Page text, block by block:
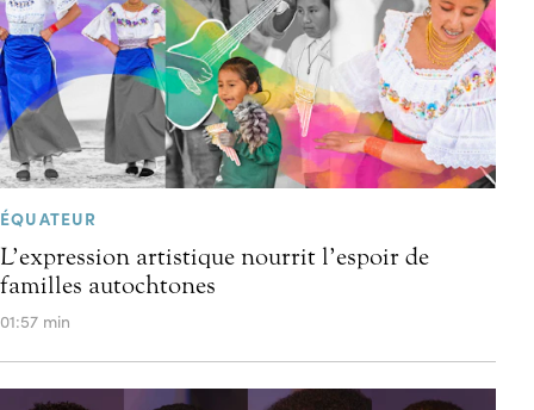
ÉQUATEUR
L’expression artistique nourrit l’espoir de
familles autochtones
01:57 min